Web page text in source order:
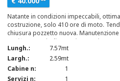
Natante in condizioni impeccabili, ottima
costruzione, solo 410 ore di moto.
chiusura pozzetto nuova. Manutenzione
certificata periodica. Antivegetativa
blu e lucidatura di tutte le finacate anche
internamente 2025, Telo copri barca blu
copri cruscotto 2025, Tagliando motore
completo 2025, Piano induzione, radio
Lungh.:
7.57mt
Largh.:
2.59mt
Cabine n:
1
Servizi n:
1